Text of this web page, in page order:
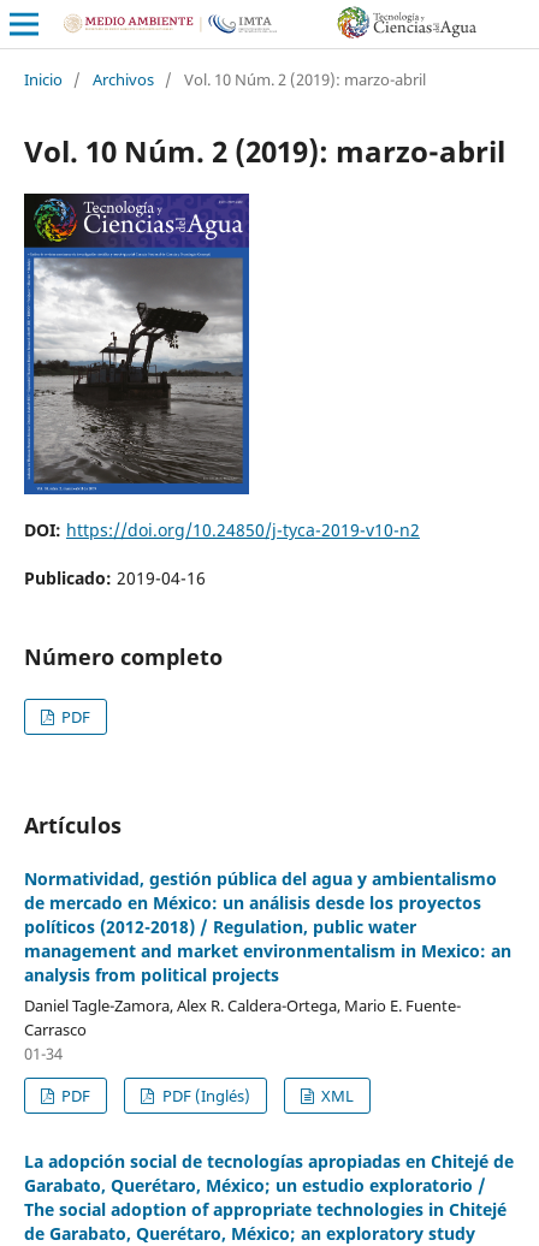
Inicio / Archivos / Vol. 10 Núm. 2 (2019): marzo-abril
Vol. 10 Núm. 2 (2019): marzo-abril
DOI: https://doi.org/10.24850/j-tyca-2019-v10-n2
Publicado: 2019-04-16
Número completo
PDF
Artículos
Normatividad, gestión pública del agua y ambientalismo
de mercado en México: un análisis desde los proyectos
políticos (2012-2018) / Regulation, public water
management and market environmentalism in Mexico: an
analysis from political projects
Daniel Tagle-Zamora, Alex R. Caldera-Ortega, Mario E. Fuente-
Carrasco
01-34
PDF
PDF (Inglés) XML
La adopción social de tecnologías apropiadas en Chitejé de
Garabato, Querétaro, México; un estudio exploratorio /
The social adoption of appropriate technologies in Chitejé
de Garabato, Querétaro, México; an exploratory study